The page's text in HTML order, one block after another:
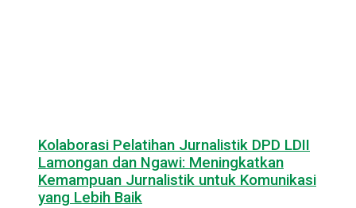
Kolaborasi Pelatihan Jurnalistik DPD LDII
Lamongan dan Ngawi: Meningkatkan
Kemampuan Jurnalistik untuk Komunikasi
yang Lebih Baik